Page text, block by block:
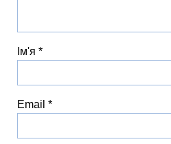
Ім'я *
Email *